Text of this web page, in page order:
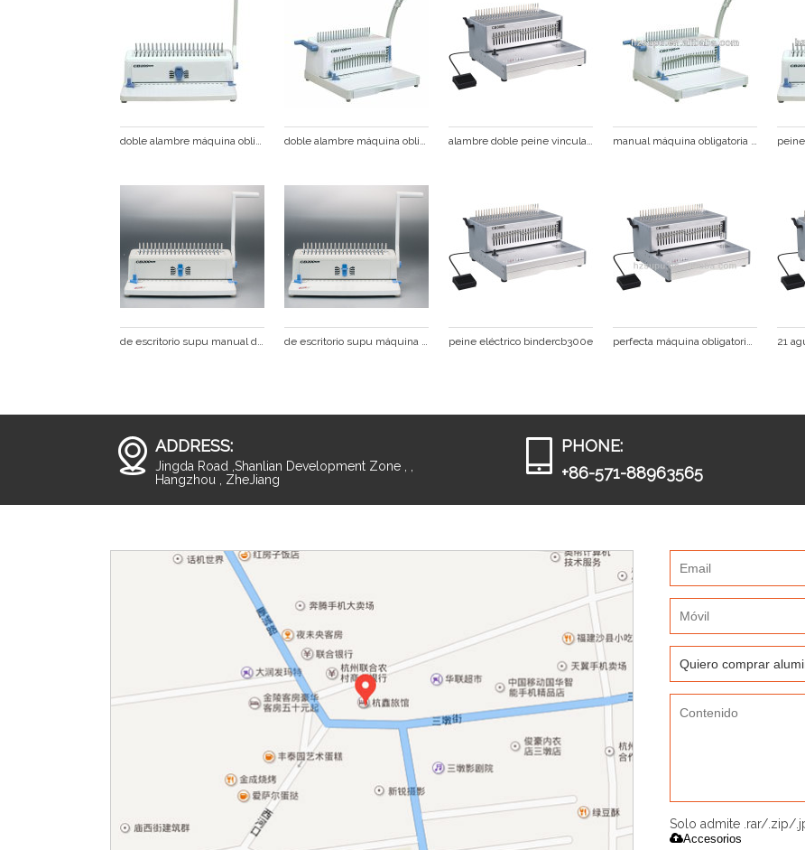
doble alambre máquina obligatoria del peine cb200plus doble alambre máquina obligatoria del peine cb2100plus alambre doble peine vinculante de la máquina eléctrica cb300e manual máquina obligatoria del peine
de escritorio supu manual de peine de plástico vinculante máquina de escritorio supu máquina obligatoria del peine cb200 plus para la oficina de la fábrica anfd peine eléctrico bindercb300e perfecta máquina obligatoria del peine pricecb300e baratos
ADDRESS:
Jingda Road ,Shanlian Development Zone , ,
Hangzhou , ZheJiang
PHONE:
+86-571-88963565
Solo admite .rar/.zip/
Accesorios